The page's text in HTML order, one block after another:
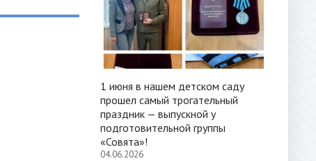
1 июня в нашем детском саду
прошел самый трогательный
праздник — выпускной у
подготовительной группы
«Совята»!
04.06.2026